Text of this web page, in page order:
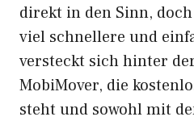
direkt in den Sinn,
viel schnellere und
versteckt sich hinter
MobiMover, die
steht und sowohl mit